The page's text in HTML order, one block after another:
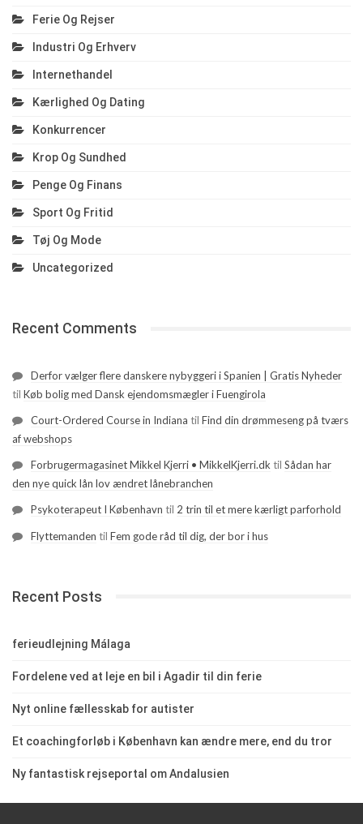
Ferie Og Rejser
Industri Og Erhverv
Internethandel
Kærlighed Og Dating
Konkurrencer
Krop Og Sundhed
Penge Og Finans
Sport Og Fritid
Tøj Og Mode
Uncategorized
Recent Comments
Derfor vælger flere danskere nybyggeri i Spanien | Gratis Nyheder
til Køb bolig med Dansk ejendomsmægler i Fuengirola
Court-Ordered Course in Indiana til Find din drømmeseng på tværs
af webshops
Forbrugermagasinet Mikkel Kjerri • MikkelKjerri.dk til Sådan har
den nye quick lån lov ændret lånebranchen
Psykoterapeut I København til 2 trin til et mere kærligt parforhold
Flyttemanden til Fem gode råd til dig, der bor i hus
Recent Posts
ferieudlejning Málaga
Fordelene ved at leje en bil i Agadir til din ferie
Nyt online fællesskab for autister
Et coachingforløb i København kan ændre mere, end du tror
Ny fantastisk rejseportal om Andalusien